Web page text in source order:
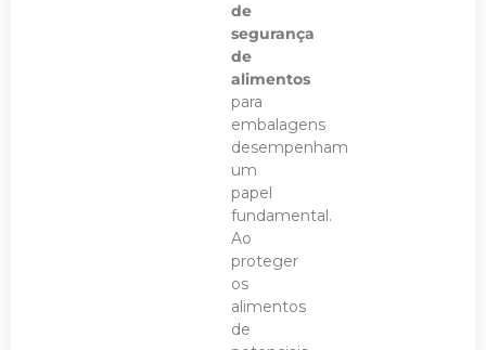
de
segurança
de
alimentos
para
embalagens
desempenham
um
papel
fundamental.
Ao
proteger
os
alimentos
de